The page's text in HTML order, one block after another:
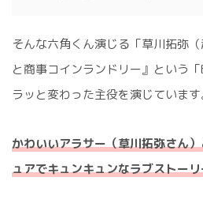
そんな六角くん演じる「草川拓弥
と商事コインランドリー』という
ラッと変わった主役を演じています
かわいいアラサー（草川拓弥さん
ュアでキュンキュンなラブストー